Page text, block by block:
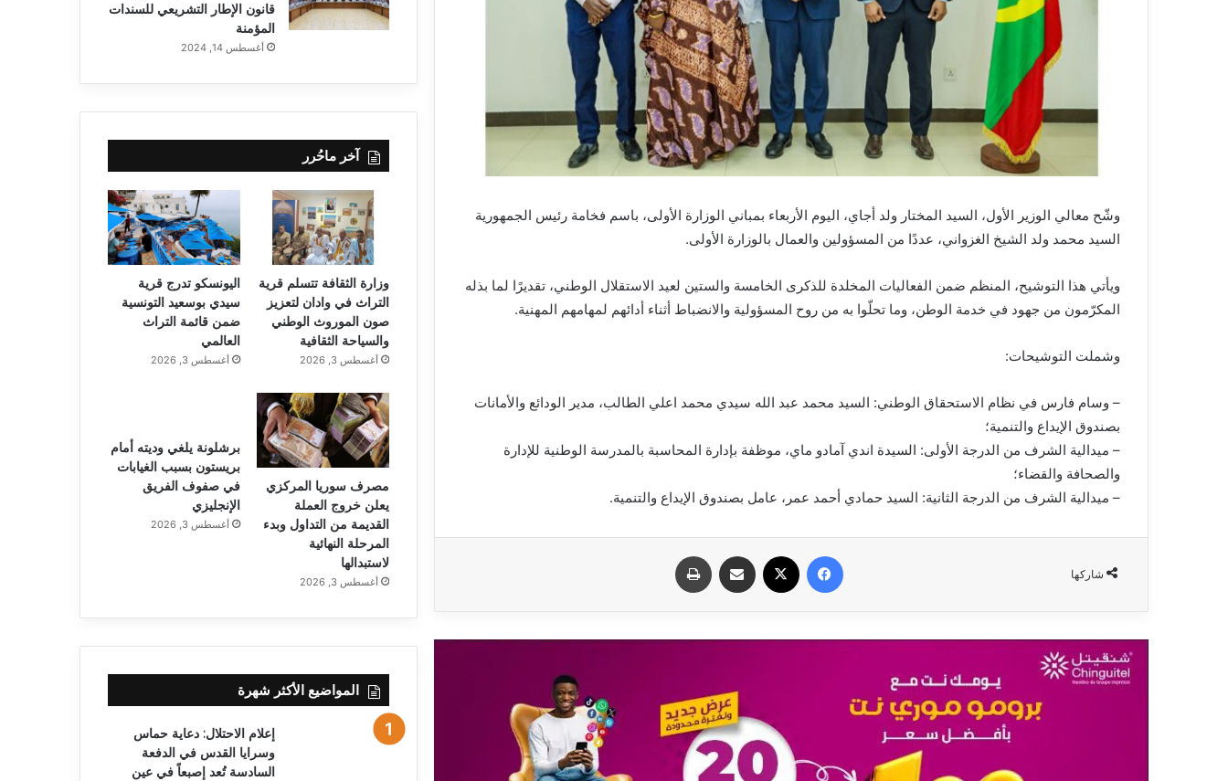
وشّح معالي الوزير الأول، السيد المختار ولد أجاي، اليوم الأربعاء بمباني الوزارة الأولى، باسم فخامة رئيس الجمهورية
السيد محمد ولد الشيخ الغزواني، عددًا من المسؤولين والعمال بالوزارة الأولى.
ويأتي هذا التوشيح، المنظم ضمن الفعاليات المخلدة للذكرى الخامسة والستين لعيد الاستقلال الوطني، تقديرًا لما بذله
المكرّمون من جهود في خدمة الوطن، وما تحلّوا به من روح المسؤولية والانضباط أثناء أدائهم لمهامهم المهنية.
وشملت التوشيحات:
– وسام فارس في نظام الاستحقاق الوطني: السيد محمد عبد الله سيدي محمد اعلي الطالب، مدير الودائع والأمانات
بصندوق الإيداع والتنمية؛
– ميدالية الشرف من الدرجة الأولى: السيدة اندي آمادو ماي، موظفة بإدارة المحاسبة بالمدرسة الوطنية للإدارة
والصحافة والقضاء؛
– ميدالية الشرف من الدرجة الثانية: السيد حمادي أحمد عمر، عامل بصندوق الإيداع والتنمية.
شاركها
فيسبوك مشاركة عبر البريد
قانون الإطار التشريعي للسندات
المؤمنة
أغسطس 14, 2024
آخر ماحُرر
وزارة الثقافة تتسلم قرية
التراث في وادان لتعزيز
صون الموروث الوطني
والسياحة الثقافية
أغسطس 3, 2026
اليونسكو تدرج قرية
سيدي بوسعيد التونسية
ضمن قائمة التراث
العالمي
أغسطس 3, 2026
مصرف سوريا المركزي
يعلن خروج العملة
القديمة من التداول وبدء
المرحلة النهائية
لاستبدالها
أغسطس 3, 2026
برشلونة يلغي وديته أمام
بريستون بسبب الغيابات
في صفوف الفريق
الإنجليزي
أغسطس 3, 2026
المواضيع الأكثر شهرة
إعلام الاحتلال: دعاية حماس
وسرايا القدس في الدفعة
السادسة تُعد إصبعاً في عين